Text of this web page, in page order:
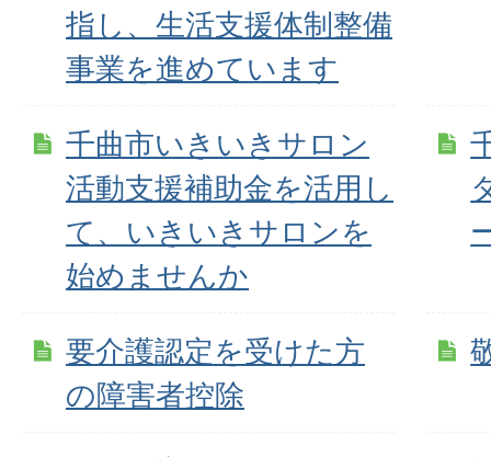
指し、生活支援体制整備
事業を進めています
千曲市いきいきサロン
活動支援補助金を活用し
て、いきいきサロンを
始めませんか
要介護認定を受けた方
の障害者控除